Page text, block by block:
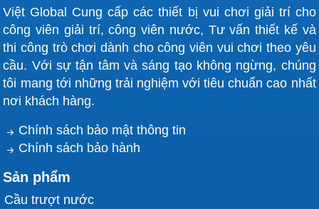
Việt Global Cung cấp các thiết bị vui chơi giải trí cho
công viên giải trí, công viên nước, Tư vấn thiết kế và
thi công trò chơi dành cho công viên vui chơi theo yêu
cầu. Với sự tận tâm và sáng tạo không ngừng, chúng
tôi mang tới những trải nghiệm với tiêu chuẩn cao nhất
nơi khách hàng.
Chính sách bảo mật thông tin
Chính sách bảo hành
Sản phẩm
Cầu trượt nước